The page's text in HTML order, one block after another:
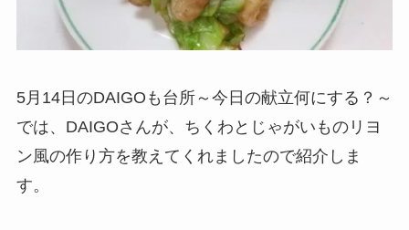
5月14日のDAIGOも台所～今日の献立何にする？～
では、DAIGOさんが、ちくわとじゃがいものリヨ
ン風の作り方を教えてくれましたので紹介しま
す。